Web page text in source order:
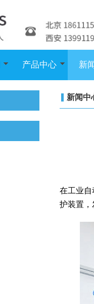
产品中心 新
新闻中
在工业
护装置，